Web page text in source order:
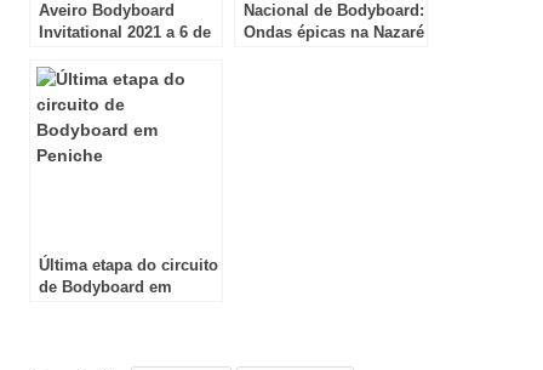
Aveiro Bodyboard
Invitational 2021 a 6 de
Nacional de Bodyboard:
Ondas épicas na Nazaré
Última etapa do circuito
de Bodyboard em